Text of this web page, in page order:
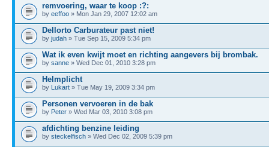
remvoering, waar te koop :?:
by eeffoo » Mon Jan 29, 2007 12:02 am
Dellorto Carburateur past niet!
by judah » Tue Sep 15, 2009 5:34 pm
Wat ik even kwijt moet en richting aangevers bij brombak.
by sanne » Wed Dec 01, 2010 3:28 pm
Helmplicht
by Lukart » Tue May 19, 2009 3:34 pm
Personen vervoeren in de bak
by Peter » Wed Mar 03, 2010 3:08 pm
afdichting benzine leiding
by steckelfisch » Wed Dec 02, 2009 5:39 pm